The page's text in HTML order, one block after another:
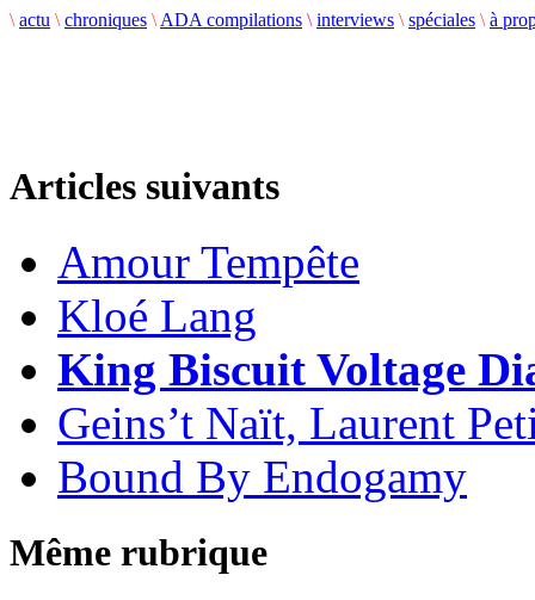
\ actu \ chroniques \ ADA compilations \ interviews \ spéciales \ à
Articles suivants
Amour Tempête
Kloé Lang
King Biscuit Voltage
Geins’t Naït, Laurent
Bound By Endogamy
Même rubrique